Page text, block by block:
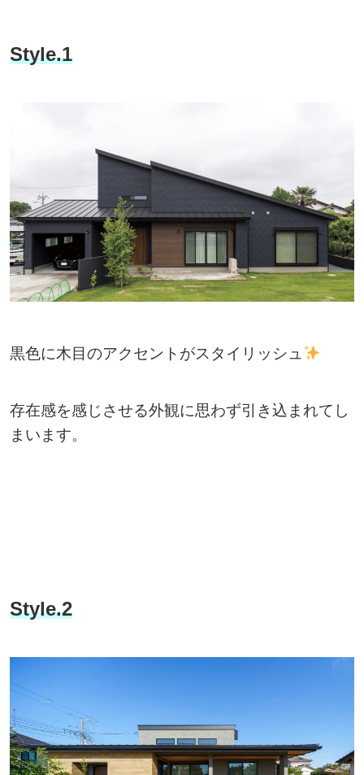
Style.1
黒色に木目のアクセントがスタイリッシュ
存在感を感じさせる外観に思わず引き込まれてし
まいます。
Style.2